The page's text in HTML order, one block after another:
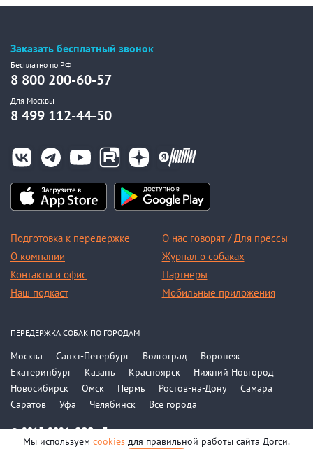
Заказать бесплатный звонок
Бесплатно по РФ
8 800 200-60-57
Для Москвы
8 499 112-44-50
Подготовка к передержке
О компании
Контакты и офис
Наш подкаст
О нас говорят / Для прессы
Журнал о собаках
Партнеры
Мобильные приложения
© 2015-2026, ООО «Догси»
Политика конфиденциальности
ПЕРЕДЕРЖКА СОБАК ПО ГОРОДАМ
Москва Санкт-Петербург Волгоград
Воронеж
Екатеринбург
Казань Красноярск
Нижний Новгород
Новосибирск
Омск Пермь Ростов-на-Дону
Самара
Саратов
Уфа Челябинск Все города
Мы используем cookies для правильной работы сайта Догси.